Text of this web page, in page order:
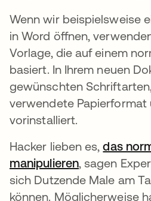
Wenn wir beispielsweise
in Word öffnen,
Vorlage, die auf einem
basiert. In Ihrem neuen
gewünschten
verwendete Papierformat
vorinstalliert.
Hacker lieben es,das
manipulieren, sagen
sich Dutzende Male am
können. Möglicherweise